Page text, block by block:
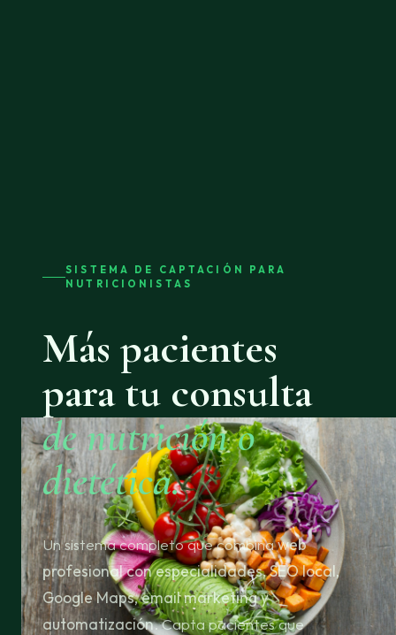
SISTEMA DE CAPTACIÓN PARA
NUTRICIONISTAS
Más pacientes
para tu consulta
de nutrición o
dietética.
Un sistema completo que combinaweb
profesional con especialidades, SEO local,
Google Maps, email marketing y
automatización. Capta pacientes que